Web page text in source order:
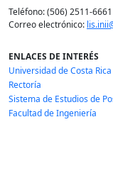
Teléfono: (506) 2511-6661
Correo electrónico:
ENLACES DE INTERÉS
Universidad de Costa Rica
Rectoría
Sistema de Estudios de
Facultad de Ingeniería